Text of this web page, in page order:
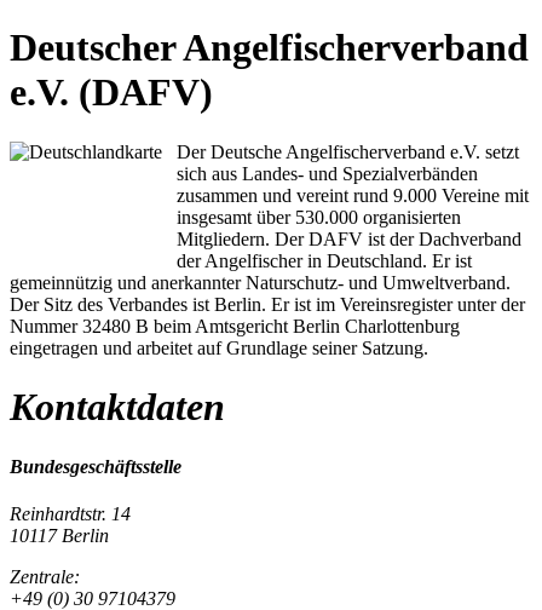
Deutscher Angelfischerverband
e.V. (DAFV)
Der Deutsche Angelfischerverband e.V. setzt
sich aus Landes- und Spezialverbänden
zusammen und vereint rund 9.000 Vereine mit
insgesamt über 530.000 organisierten
Mitgliedern. Der DAFV ist der Dachverband
der Angelfischer in Deutschland. Er ist
gemeinnützig und anerkannter Naturschutz- und Umweltverband.
Der Sitz des Verbandes ist Berlin. Er ist im Vereinsregister unter der
Nummer 32480 B beim Amtsgericht Berlin Charlottenburg
eingetragen und arbeitet auf Grundlage seiner Satzung.
Kontaktdaten
Bundesgeschäftsstelle
Reinhardtstr. 14
10117 Berlin
Zentrale:
+49 (0) 30 97104379